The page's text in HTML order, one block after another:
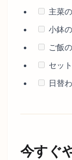
主菜
小鉢
ご飯
セッ
日替
今すぐ